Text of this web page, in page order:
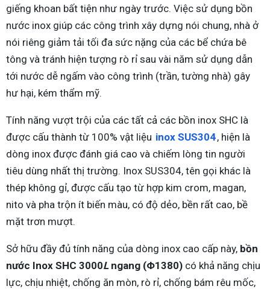
giếng khoan bất tiện như ngày trước. Việc sử dụng bồn
nước inox giúp các công trình xây dựng nói chung, nhà ở
nói riêng giảm tải tối đa sức nặng của các bể chứa bê
tông và tránh hiện tượng rò rỉ sau vài năm sử dụng dẫn
tới nước dễ ngấm vào công trình (trần, tường nhà) gây
hư hại, kém thẩm mỹ.
Tính năng vượt trội của các tất cả các bồn inox SHC là
được cấu thành từ 100% vật liệu inox SUS304, hiện là
dòng inox được đánh giá cao và chiếm lòng tin người
tiêu dùng nhất thị trường. Inox SUS304, tên gọi khác là
thép không gỉ, được cấu tạo từ hợp kim crom, magan,
nito và pha trộn ít biến màu, có độ dẻo, bền rất cao, bề
mặt trơn mượt.
Sở hữu đầy đủ tính năng của dòng inox cao cấp này, bồn
nước Inox SHC 3000Lngang (Φ1380) có khả năng chịu
lực, chịu nhiệt, chống ăn mòn, rò rỉ, chống bám rêu mốc,